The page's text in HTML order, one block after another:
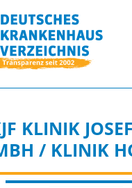
KLINIK
/ KLINIK